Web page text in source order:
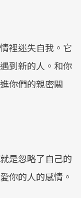
裡迷失自我。它
到新的人。和你
你們的親密關
是忽略了自己的
你的人的感情。